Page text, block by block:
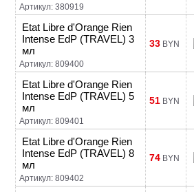
Артикул: 380919
Etat Libre d'Orange Rien
Intense EdP (TRAVEL) 3
мл
Артикул: 809400
33 BYN
Etat Libre d'Orange Rien
Intense EdP (TRAVEL) 5
мл
Артикул: 809401
51 BYN
Etat Libre d'Orange Rien
Intense EdP (TRAVEL) 8
мл
Артикул: 809402
74 BYN